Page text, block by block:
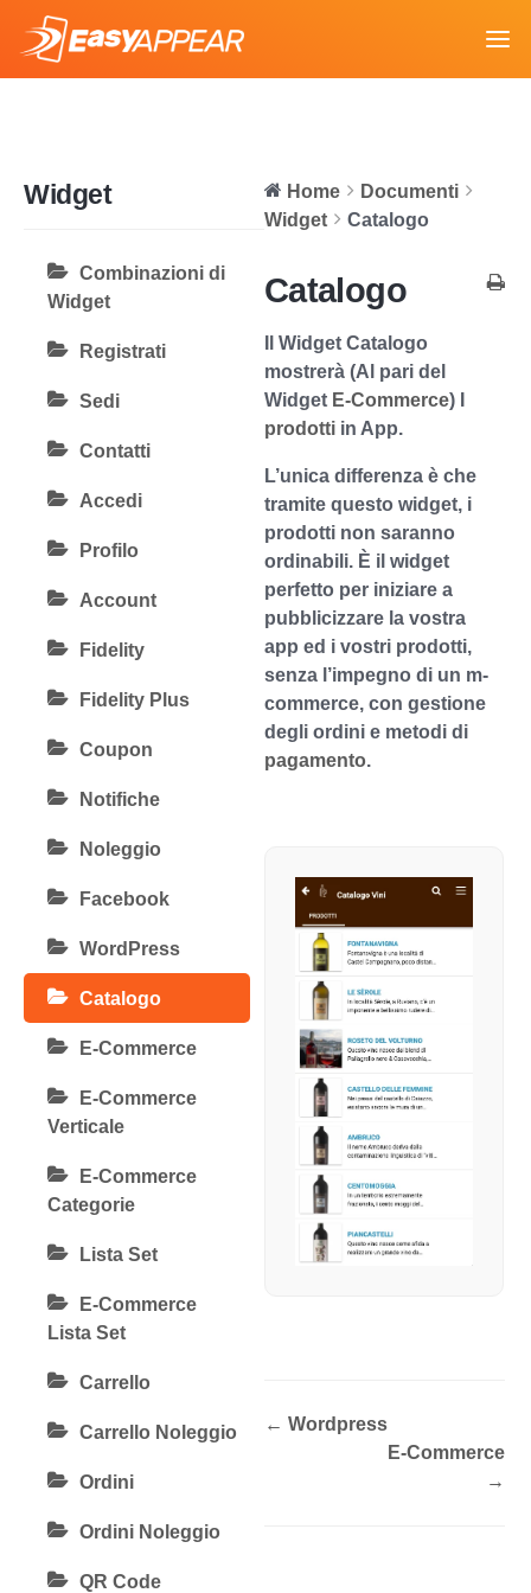
Widget
Combinazioni di
Widget
Registrati
Sedi
Contatti
Accedi
Profilo
Account
Fidelity
Fidelity Plus
Coupon
Notifiche
Noleggio
Facebook
WordPress
Catalogo
E-Commerce
E-Commerce
Verticale
E-Commerce
Categorie
Lista Set
E-Commerce
Lista Set
Carrello
Carrello Noleggio
Ordini
Ordini Noleggio
QR Code
Home
Documenti
Widget
Catalogo
Catalogo
Widget Catalogo
mostrerà (Al pari del
WidgetE-Commerce) I
prodottiin App.
L’unica differenza è che
tramite questo widget, i
prodotti non saranno
ordinabili. È il widget
perfetto per iniziare a
pubblicizzare la vostra
app ed i vostri prodotti,
senza l’impegno di un m-
commerce, con gestione
degli ordini e metodi di
pagamento.
← Wordpress
E-Commerce
→